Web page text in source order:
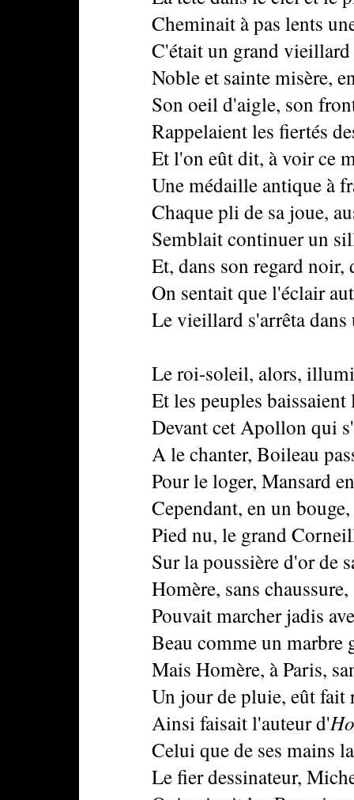
Cheminait à pas lents une
C'était un grand vieillard
Noble et sainte misère, en
Son oeil d'aigle, son front,
Rappelaient les fiertés des
Et l'on eût dit, à voir ce
Une médaille antique à
Chaque pli de sa joue,
Semblait continuer un
Et, dans son regard noir,
On sentait que l'éclair
Le vieillard s'arrêta dans
Le roi-soleil, alors,
Et les peuples baissaient
Devant cet Apollon qui
A le chanter, Boileau
Pour le loger, Mansard
Cependant, en un bouge,
Pied nu, le grand Corneille
Sur la poussière d'or de sa
Homère, sans chaussure,
Pouvait marcher jadis
Beau comme un marbre
Mais Homère, à Paris,
Un jour de pluie, eût fait
Ainsi faisait l'auteur d'
Celui que de ses mains la
Le fier dessinateur,